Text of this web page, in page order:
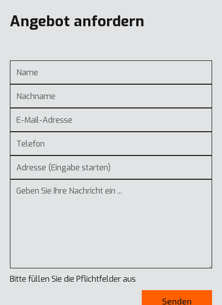
Angebot anfordern
Bitte füllen Sie die Pflichtfelder aus
Senden